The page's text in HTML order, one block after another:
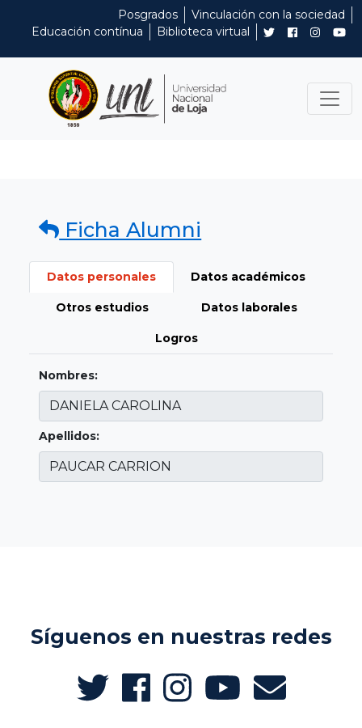
Posgrados
Vinculación con la sociedad
Educación contínua
Biblioteca virtual
Ficha Alumni
Datos personales Datos académicos
Otros estudios Datos laborales
Logros
Nombres:
Apellidos:
Síguenos en nuestras redes